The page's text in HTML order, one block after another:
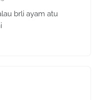
brli ayam atu